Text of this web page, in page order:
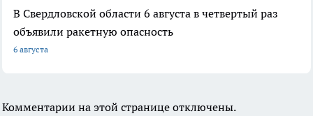
В Свердловской области 6 августа в четвертый раз
объявили ракетную опасность
6 августа
Комментарии на этой странице отключены.